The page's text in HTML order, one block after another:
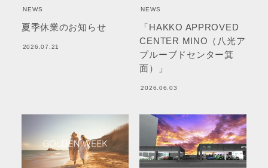
NEWS
夏季休業のお知らせ
2026.07.21
NEWS
「HAKKO APPROVED
CENTER MINO（八光ア
プルーブドセンター箕
面）」
2026.06.03